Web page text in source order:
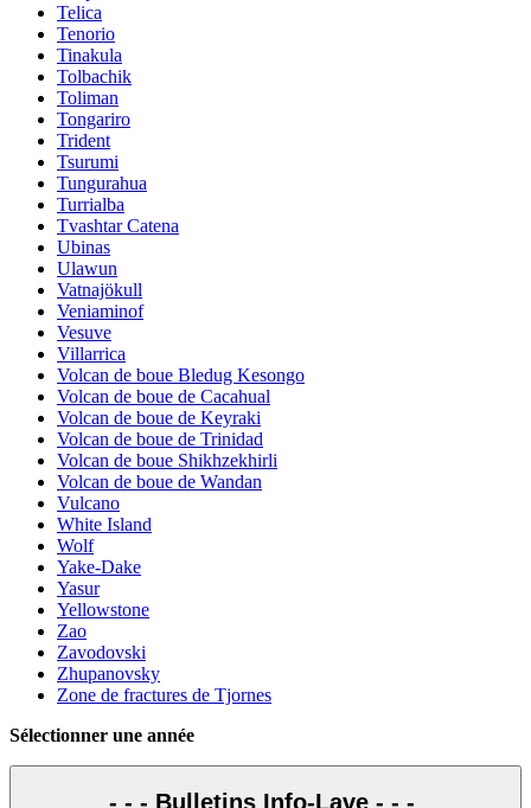
Telica
Tenorio
Tinakula
Tolbachik
Toliman
Tongariro
Trident
Tsurumi
Tungurahua
Turrialba
Tvashtar Catena
Ubinas
Ulawun
Vatnajökull
Veniaminof
Vesuve
Villarrica
Volcan de boue Bledug Kesongo
Volcan de boue de Cacahual
Volcan de boue de Keyraki
Volcan de boue de Trinidad
Volcan de boue Shikhzekhirli
Volcan de boue de Wandan
Vulcano
White Island
Wolf
Yake-Dake
Yasur
Yellowstone
Zao
Zavodovski
Zhupanovsky
Zone de fractures de Tjornes
Sélectionner une année
- - - Bulletins Info-Lave - - -